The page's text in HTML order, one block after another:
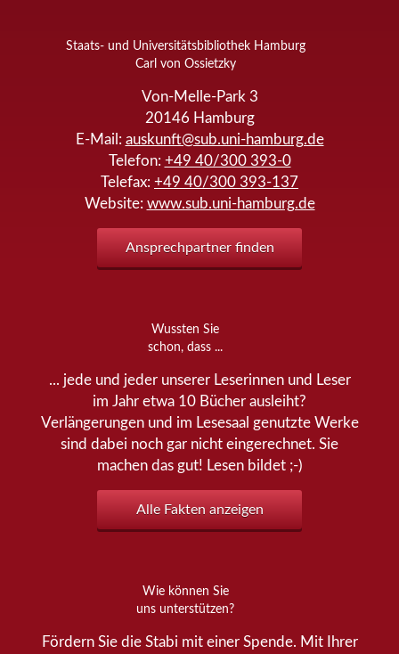
Staats- und Universitätsbibliothek Hamburg
Carl von Ossietzky
Von-Melle-Park 3
20146 Hamburg
E-Mail: auskunft@sub.uni-hamburg.de
Telefon: +49 40/300 393-0
Telefax: +49 40/300 393-137
Website: www.sub.uni-hamburg.de
Ansprechpartner finden
Wussten Sie
schon, dass ...
... jede und jeder unserer Leserinnen und Leser
im Jahr etwa 10 Bücher ausleiht?
Verlängerungen und im Lesesaal genutzte Werke
sind dabei noch gar nicht eingerechnet. Sie
machen das gut! Lesen bildet ;-)
Alle Fakten anzeigen
Wie können Sie
uns unterstützen?
Fördern Sie die Stabi mit einer Spende. Mit Ihrer